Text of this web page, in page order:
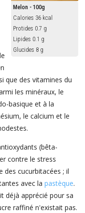
Melon - 100g
Calories 36 kcal
Protides 0.7 g
Lipides 0.1 g
Glucides 8 g
que des vitamines du
les minéraux, le
basique et à la
le calcium et le
(bêta-
contre le stress
des cucurbitacées ; il
avec la pastèque.
déjà apprécié pour sa
raffiné n'existait pas.